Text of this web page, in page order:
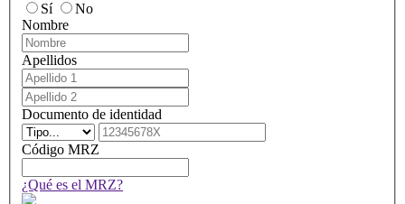
Sí
No
Nombre
Apellidos
Apellido
1Apellido
2
Documento de identidad
Tipo
de
documento
Número
de
documento
de
identidad
Código MRZ
¿Qué es el MRZ?